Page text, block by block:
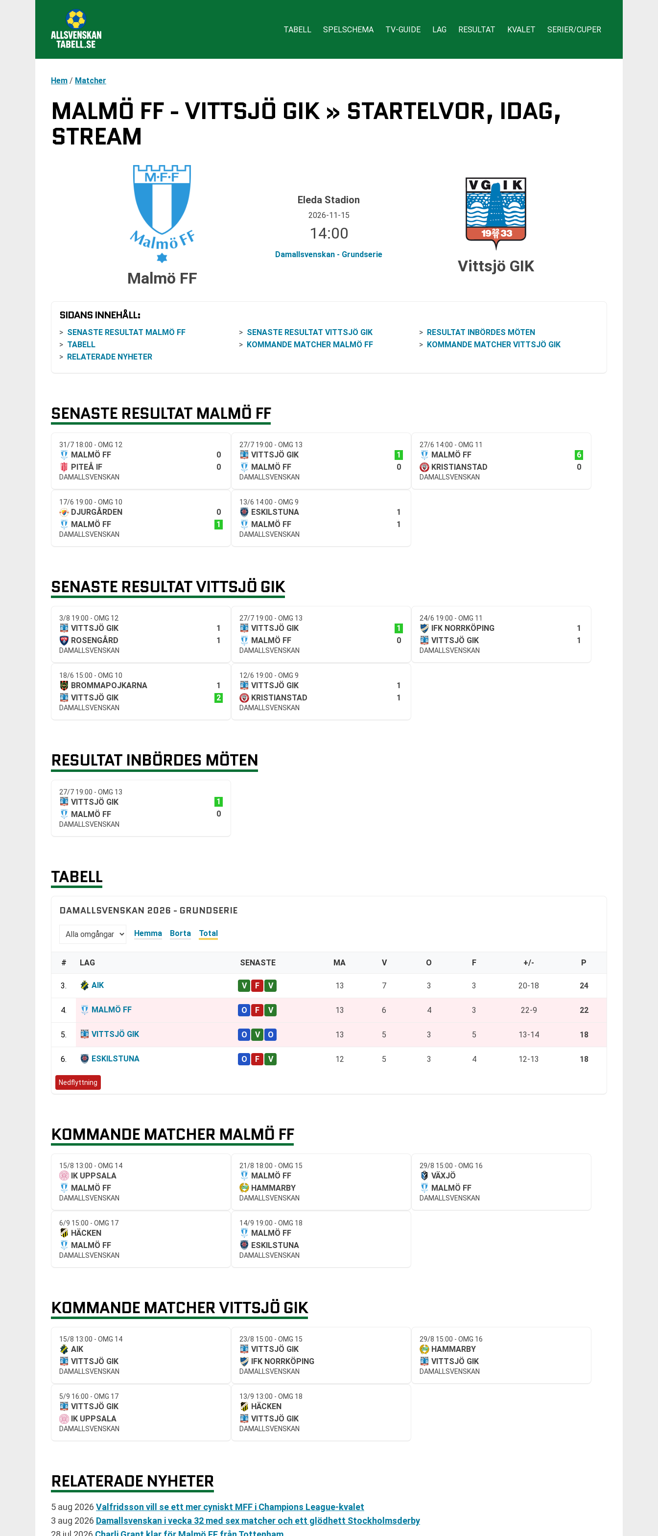
TABELL SPELSCHEMA TV-GUIDE LAG RESULTAT KVALET SERIER/CUPER
Hem / Matcher
MALMÖ FF - VITTSJÖ GIK » STARTELVOR, IDAG,
STREAM
Malmö FF
Eleda Stadion
2026-11-15
14:00
Damallsvenskan - Grundserie
Vittsjö GIK
SIDANS INNEHÅLL:
SENASTE RESULTAT MALMÖ FF SENASTE RESULTAT VITTSJÖ GIK
RESULTAT INBÖRDES MÖTEN
TABELL
KOMMANDE MATCHER MALMÖ FF
KOMMANDE MATCHER VITTSJÖ GIK
RELATERADE NYHETER
SENASTE RESULTAT MALMÖ FF
31/7 18:00 - OMG 12
MALMÖ FF
0
PITEÅ IF
0
DAMALLSVENSKAN
27/7 19:00 - OMG 13
VITTSJÖ GIK
1
MALMÖ FF
0
DAMALLSVENSKAN
27/6 14:00 - OMG 11
MALMÖ FF
6
KRISTIANSTAD
0
DAMALLSVENSKAN
17/6 19:00 - OMG 10
DJURGÅRDEN
0
MALMÖ FF
1
DAMALLSVENSKAN
13/6 14:00 - OMG 9
ESKILSTUNA
1
MALMÖ FF
1
DAMALLSVENSKAN
SENASTE RESULTAT VITTSJÖ GIK
3/8 19:00 - OMG 12
VITTSJÖ GIK
1
ROSENGÅRD
1
DAMALLSVENSKAN
27/7 19:00 - OMG 13
VITTSJÖ GIK
1
MALMÖ FF
0
DAMALLSVENSKAN
24/6 19:00 - OMG 11
IFK NORRKÖPING
1
VITTSJÖ GIK
1
DAMALLSVENSKAN
18/6 15:00 - OMG 10
BROMMAPOJKARNA
1
VITTSJÖ GIK
2
DAMALLSVENSKAN
12/6 19:00 - OMG 9
VITTSJÖ GIK
1
KRISTIANSTAD
1
DAMALLSVENSKAN
RESULTAT INBÖRDES MÖTEN
27/7 19:00 - OMG 13
VITTSJÖ GIK
1
MALMÖ FF
0
DAMALLSVENSKAN
TABELL
DAMALLSVENSKAN 2026 - GRUNDSERIE
Hemma Borta Total
# LAG SENASTE MA V O F +/- P
3. AIK 13 7 3 3 20-18 24
4. MALMÖ FF 13 6 4 3 22-9 22
5. VITTSJÖ GIK 13 5 3 5 13-14 18
6. ESKILSTUNA 12 5 3 4 12-13 18
Nedflyttning
KOMMANDE MATCHER MALMÖ FF
15/8 13:00 - OMG 14
IK UPPSALA
MALMÖ FF
DAMALLSVENSKAN
21/8 18:00 - OMG 15
MALMÖ FF
HAMMARBY
DAMALLSVENSKAN
29/8 15:00 - OMG 16
VÄXJÖ
MALMÖ FF
DAMALLSVENSKAN
6/9 15:00 - OMG 17
HÄCKEN
MALMÖ FF
DAMALLSVENSKAN
14/9 19:00 - OMG 18
MALMÖ FF
ESKILSTUNA
DAMALLSVENSKAN
KOMMANDE MATCHER VITTSJÖ GIK
15/8 13:00 - OMG 14
AIK
VITTSJÖ GIK
DAMALLSVENSKAN
23/8 15:00 - OMG 15
VITTSJÖ GIK
IFK NORRKÖPING
DAMALLSVENSKAN
29/8 15:00 - OMG 16
HAMMARBY
VITTSJÖ GIK
DAMALLSVENSKAN
5/9 16:00 - OMG 17
VITTSJÖ GIK
IK UPPSALA
DAMALLSVENSKAN
13/9 13:00 - OMG 18
HÄCKEN
VITTSJÖ GIK
DAMALLSVENSKAN
RELATERADE NYHETER
5 aug 2026 Valfridsson vill se ett mer cyniskt MFF i Champions League-kvalet
3 aug 2026 Damallsvenskan i vecka 32 med sex matcher och ett glödhett Stockholmsderby